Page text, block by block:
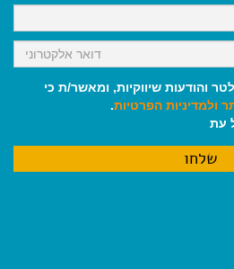
והודעות שיווקיות, ומאשר/ת כי
ולמדיניות הפרטיות.
עת